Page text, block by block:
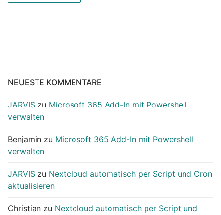
NEUESTE KOMMENTARE
JARVIS zu Microsoft 365 Add-In mit Powershell
verwalten
Benjamin zu Microsoft 365 Add-In mit Powershell
verwalten
JARVIS zu Nextcloud automatisch per Script und Cron
aktualisieren
Christian zu Nextcloud automatisch per Script und